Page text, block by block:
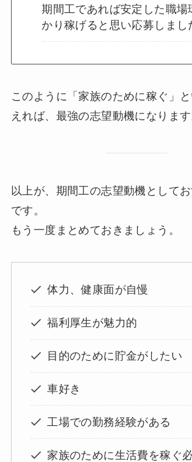
期間工であれば安定した職場
かり稼げると思い応募しまし
このように「家族のために稼ぐ」
えれば、最強の志望動機になります
以上が、期間工の志望動機として
です。
もう一度まとめておきましょう。
体力、健康面が自慢
福利厚生が魅力的
目的のために貯金がしたい
車好き
工場での勤務経験がある
家族のために生活費を稼ぐ